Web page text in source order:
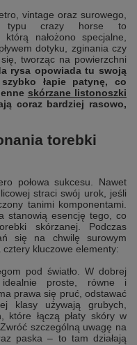
vintage oraz surowego,
typu crazy horse to
nałożono specjalne,
dotyku, zginania czy
tworząc na powierzchni
rysa opowiada tu swoją
łapie patynę, co
skórzane listonoszki
coraz bardziej rasowo,
torebki
połowa sukcesu. Nawet
straci swój urok, jeśli
tanimi komponentami.
stanowią esencję tego, co
skórzanej. Podczas
się na chwilę surowym
kluczowe elementy:
pod światło. W dobrej
proste, równe i
prawa się pruć, odstawać
klasy używają grubych,
które łączą płaty skóry w
szczególną uwagę na
paska – to tam działają